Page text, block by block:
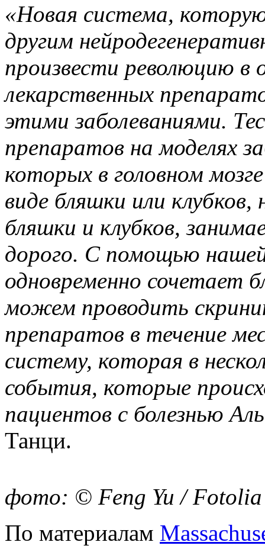
«Новая система,
другим
произвести революцию в
лекарственных
этими заболеваниями.
препаратов на моделях
которых в головном
виде бляшки или клубков,
бляшки и клубков,
дорого. С помощью
одновременно сочетает
можем проводить
препаратов в течение
систему, которая в
события, которые
пациентов с болезнью
Танци.
фото: © Feng Yu / Fotolia
По материалам